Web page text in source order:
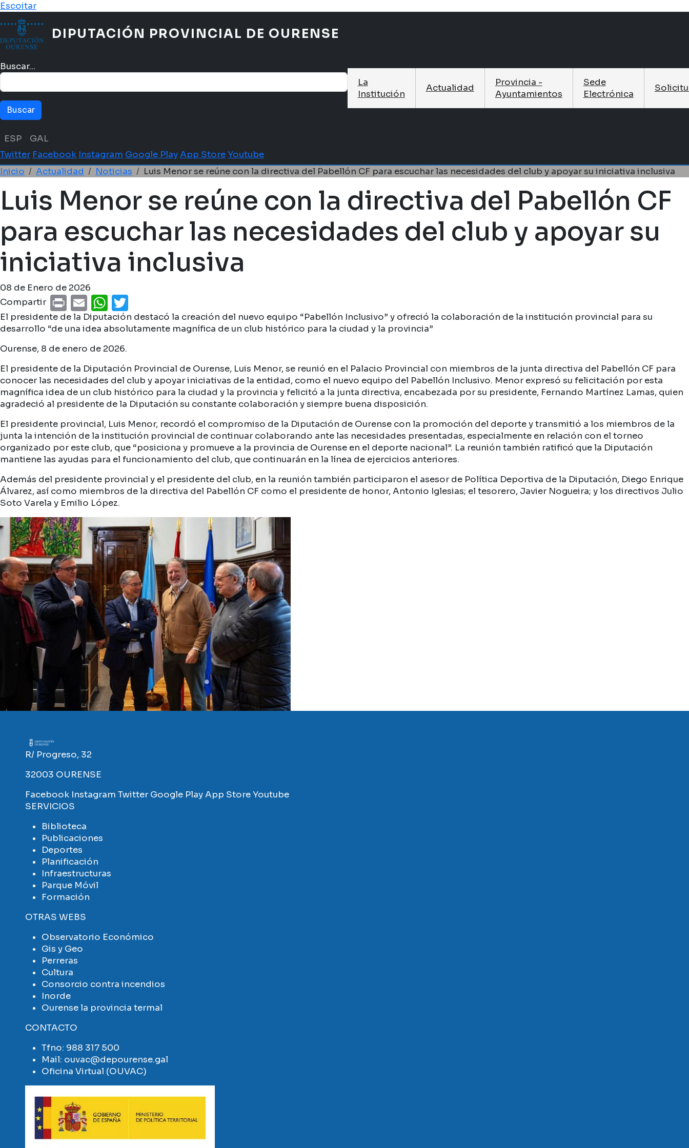
Pasar al contenido principal
Escoitar
DIPUTACIÓN PROVINCIAL DE OURENSE
Buscar...
Menú idioma
ESP
GAL
Twitter Facebook Instagram Google PlayApp StoreYoutube
La
Institución
Actualidad
Provincia -
Ayuntamientos
Sede
Electrónica
Ruta de navegación
Inicio Actualidad Noticias Luis Menor se reúne con la directiva del Pabellón CF para escuchar las necesidades del club y apoyar su iniciativa inclusiva
Luis Menor se reúne con la directiva del Pabellón CF
para escuchar las necesidades del club y apoyar su
iniciativa inclusiva
08 de Enero de 2026
Compartir
PrintEmailWhatsApp
El presidente de la Diputación destacó la creación del nuevo equipo “Pabellón Inclusivo” y ofreció la colaboración de la institución provincial para su
desarrollo “de una idea absolutamente magnífica de un club histórico para la ciudad y la provincia”
Ourense, 8 de enero de 2026.
El presidente de la Diputación Provincial de Ourense, Luis Menor, se reunió en el Palacio Provincial con miembros de la junta directiva del Pabellón CF para
conocer las necesidades del club y apoyar iniciativas de la entidad, como el nuevo equipo del Pabellón Inclusivo. Menor expresó su felicitación por esta
magnífica idea de un club histórico para la ciudad y la provincia y felicitó a la junta directiva, encabezada por su presidente, Fernando Martínez Lamas, quien
agradeció al presidente de la Diputación su constante colaboración y siempre buena disposición.
El presidente provincial, Luis Menor, recordó el compromiso de la Diputación de Ourense con la promoción del deporte y transmitió a los miembros de la
junta la intención de la institución provincial de continuar colaborando ante las necesidades presentadas, especialmente en relación con el torneo
organizado por este club, que “posiciona y promueve a la provincia de Ourense en el deporte nacional”. La reunión también ratificó que la Diputación
mantiene las ayudas para el funcionamiento del club, que continuarán en la línea de ejercicios anteriores.
Además del presidente provincial y el presidente del club, en la reunión también participaron el asesor de Política Deportiva de la Diputación, Diego Enrique
Álvarez, así como miembros de la directiva del Pabellón CF como el presidente de honor, Antonio Iglesias; el tesorero, Javier Nogueira; y los directivos Julio
Soto Varela y Emilio López.
Imaxe
R/ Progreso, 32
32003 OURENSE
Facebook Instagram Twitter Google PlayApp StoreYoutube
SERVICIOS
Biblioteca
Publicaciones
Deportes
Planificación
Infraestructuras
Parque Móvil
Formación
OTRAS WEBS
Observatorio Económico
Gis y Geo
Perreras
Cultura
Consorcio contra incendios
Inorde
Ourense la provincia termal
CONTACTO
Tfno: 988 317 500
Mail: ouvac@depourense.gal
Oficina Virtual (OUVAC)